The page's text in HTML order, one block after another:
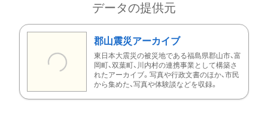
データの提供元
郡山震災アーカイブ
東日本大震災の被災地である福島県郡山市、富
岡町、双葉町、川内村の連携事業として構築さ
れたアーカイブ。写真や行政文書のほか、市民
から集めた、写真や体験談などを収録。